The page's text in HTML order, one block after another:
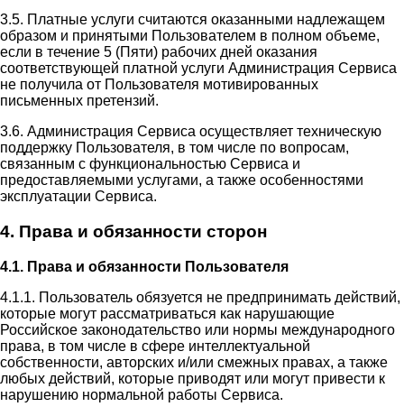
3.5. Платные услуги считаются оказанными надлежащем
образом и принятыми Пользователем в полном объеме,
если в течение 5 (Пяти) рабочих дней оказания
соответствующей платной услуги Администрация Сервиса
не получила от Пользователя мотивированных
письменных претензий.
3.6. Администрация Сервиса осуществляет техническую
поддержку Пользователя, в том числе по вопросам,
связанным с функциональностью Сервиса и
предоставляемыми услугами, а также особенностями
эксплуатации Сервиса.
4. Права и обязанности сторон
4.1. Права и обязанности Пользователя
4.1.1. Пользователь обязуется не предпринимать действий,
которые могут рассматриваться как нарушающие
Российское законодательство или нормы международного
права, в том числе в сфере интеллектуальной
собственности, авторских и/или смежных правах, а также
любых действий, которые приводят или могут привести к
нарушению нормальной работы Сервиса.